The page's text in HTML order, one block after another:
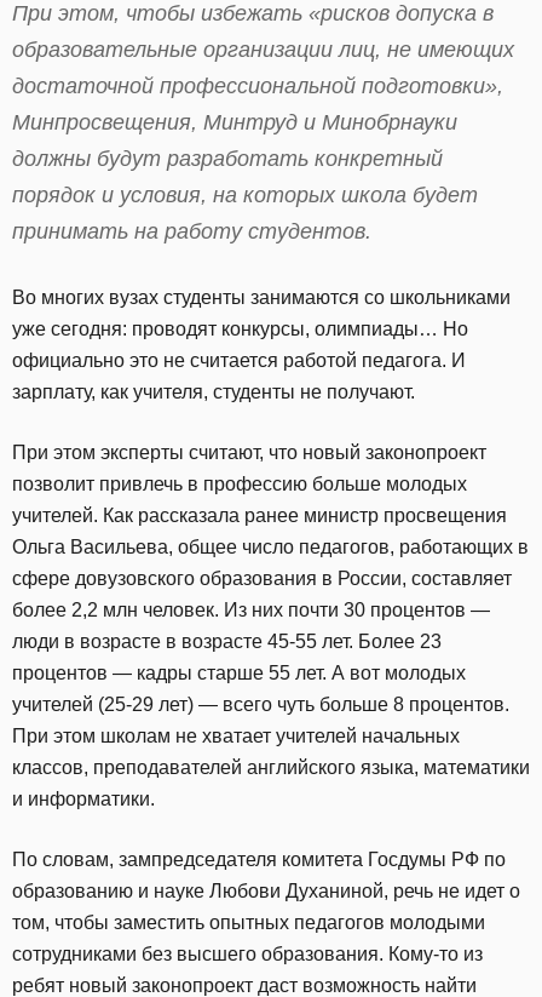
При этом, чтобы избежать «рисков допуска в
образовательные организации лиц, не имеющих
достаточной профессиональной подготовки»,
Минпросвещения, Минтруд и Минобрнауки
должны будут разработать конкретный
порядок и условия, на которых школа будет
принимать на работу студентов.
Во многих вузах студенты занимаются со школьниками
уже сегодня: проводят конкурсы, олимпиады… Но
официально это не считается работой педагога. И
зарплату, как учителя, студенты не получают.
При этом эксперты считают, что новый законопроект
позволит привлечь в профессию больше молодых
учителей. Как рассказала ранее министр просвещения
Ольга Васильева, общее число педагогов, работающих в
сфере довузовского образования в России, составляет
более 2,2 млн человек. Из них почти 30 процентов —
люди в возрасте в возрасте 45-55 лет. Более 23
процентов — кадры старше 55 лет. А вот молодых
учителей (25-29 лет) — всего чуть больше 8 процентов.
При этом школам не хватает учителей начальных
классов, преподавателей английского языка, математики
и информатики.
По словам, зампредседателя комитета Госдумы РФ по
образованию и науке Любови Духаниной, речь не идет о
том, чтобы заместить опытных педагогов молодыми
сотрудниками без высшего образования. Кому-то из
ребят новый законопроект даст возможность найти